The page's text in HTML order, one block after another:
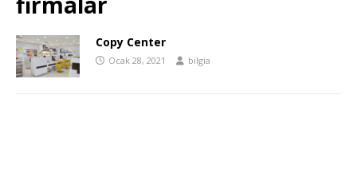
Copy Center
Ocak 28, 2021 bilgia